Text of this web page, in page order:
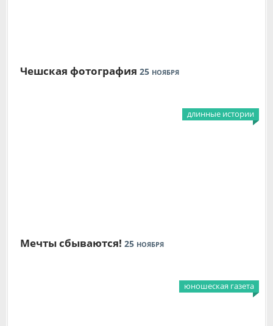
Чешская фотография 25 НОЯБРЯ
длинные истории
Мечты сбываются! 25 НОЯБРЯ
юношеская газета